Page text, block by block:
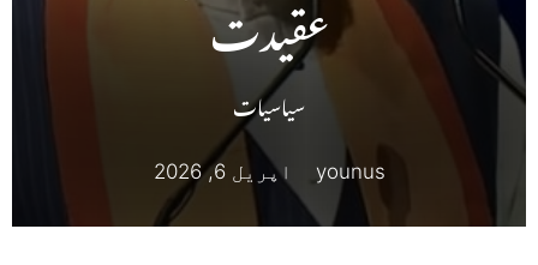
سیاسیات
younus اپریل 6, 2026